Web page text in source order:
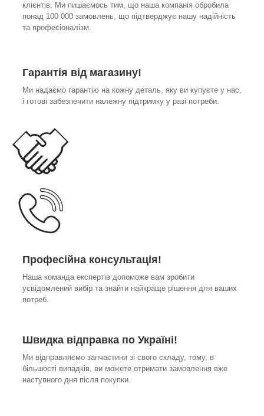
клієнтів. Ми пишаємось тим, що наша компанія обробила
понад 100 000 замовлень, що підтверджує нашу надійність
та професіоналізм.
Гарантія від магазину!
Ми надаємо гарантію на кожну деталь, яку ви купуєте у нас,
і готові забезпечити належну підтримку у разі потреби.
Професійна консультація!
Наша команда експертів допоможе вам зробити
усвідомлений вибір та знайти найкраще рішення для ваших
потреб.
Швидка відправка по Україні!
Ми відправляємо запчастини зі свого складу, тому, в
більшості випадків, ви можете отримати замовлення вже
наступного дня після покупки.